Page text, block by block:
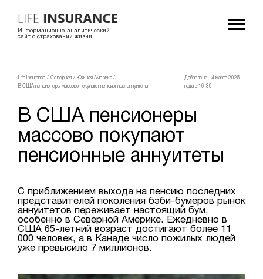
Информационно-аналитический
сайт о страховании жизни
LifeInsurance / Северная и Южная Америка /
В США пенсионеры массово покупают пенсионные аннуитеты
Добавлено 14 мартa 2025
года в 16:30
В США пенсионеры
массово покупают
пенсионные аннуитеты
С приближением выхода на пенсию последних
представителей поколения бэби-бумеров рынок
аннуитетов переживает настоящий бум,
особенно в Северной Америке. Ежедневно в
США 65-летний возраст достигают более 11
000 человек, а в Канаде число пожилых людей
уже превысило 7 миллионов.